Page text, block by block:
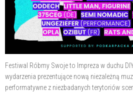
Festiwal Róbmy Swoje to Impreza w duchu
wydarzenia prezentujące nową niezależną
performatywne z niezbadanych terytoriów